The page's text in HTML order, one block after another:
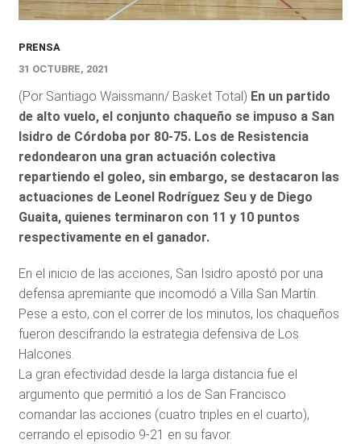
PRENSA
31 OCTUBRE, 2021
(Por Santiago Waissmann/ Basket Total) En un partido
de alto vuelo, el conjunto chaqueño se impuso a San
Isidro de Córdoba por 80-75. Los de Resistencia
redondearon una gran actuación colectiva
repartiendo el goleo, sin embargo, se destacaron las
actuaciones de Leonel Rodríguez Seu y de Diego
Guaita, quienes terminaron con 11 y 10 puntos
respectivamente en el ganador.
En el inicio de las acciones, San Isidro apostó por una
defensa apremiante que incomodó a Villa San Martín.
Pese a esto, con el correr de los minutos, los chaqueños
fueron descifrando la estrategia defensiva de Los
Halcones.
La gran efectividad desde la larga distancia fue el
argumento que permitió a los de San Francisco
comandar las acciones (cuatro triples en el cuarto),
cerrando el episodio 9-21 en su favor.